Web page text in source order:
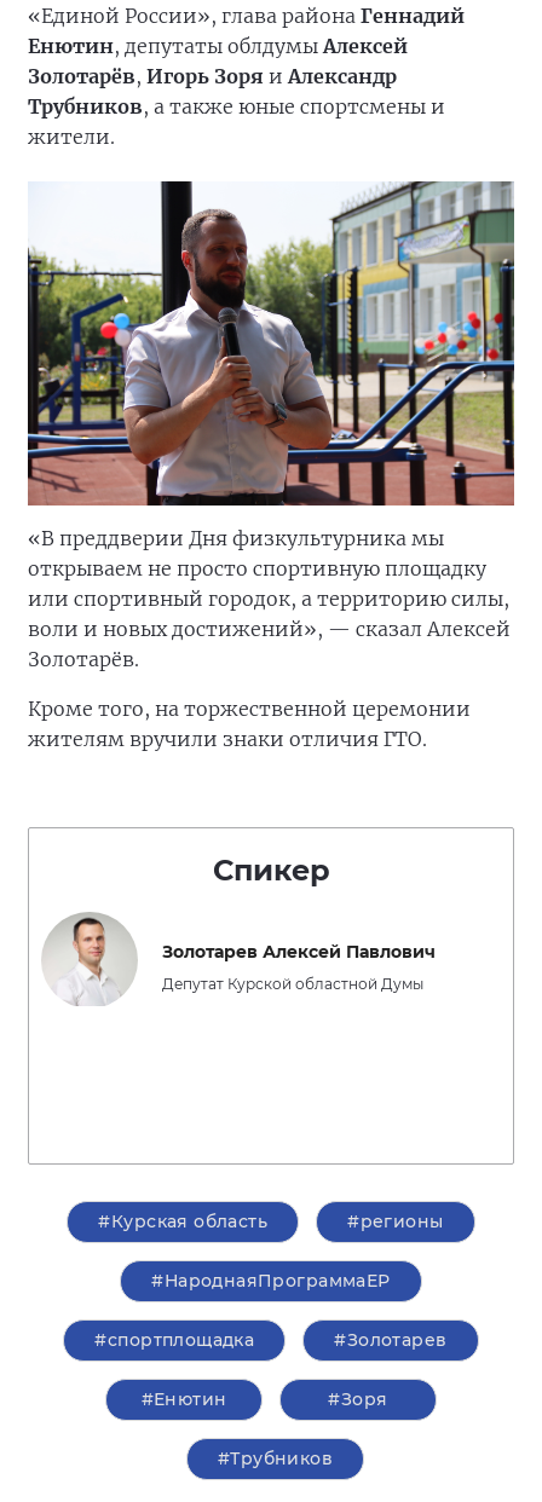
«Единой России», глава района Геннадий
Енютин, депутаты облдумыАлексей
Золотарёв, Игорь Зоря иАлександр
Трубников, а также юные спортсмены и
жители.
«В преддверии Дня физкультурника мы
открываем не просто спортивную площадку
или спортивный городок, а территорию силы,
воли и новых достижений», — сказал Алексей
Золотарёв.
Кроме того, на торжественной церемонии
жителям вручили знаки отличия ГТО.
Спикер
Золотарев Алексей Павлович
Депутат Курской областной Думы
#Курская область #регионы
#НароднаяПрограммаЕР
#спортплощадка #Золотарев
#Енютин #Зоря
#Трубников